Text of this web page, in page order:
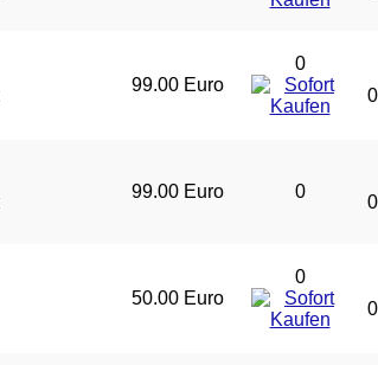
99.00 Euro
0
99.00 Euro 0
50.00 Euro
0